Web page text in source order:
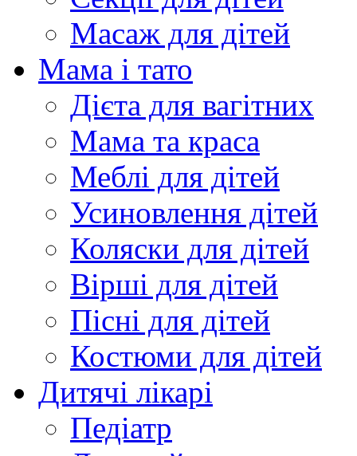
Масаж для дітей
Мама і тато
Дієта для вагітних
Мама та краса
Меблі для дітей
Усиновлення дітей
Коляски для дітей
Вірші для дітей
Пісні для дітей
Костюми для дітей
Дитячі лікарі
Педіатр